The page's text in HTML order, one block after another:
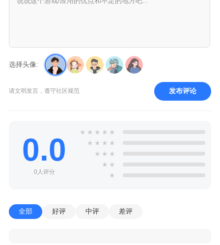
选择头像:
请文明发言，遵守社区规范 发布评论
0.0
0人评分
★ ★ ★ ★ ★
★ ★ ★ ★
★ ★ ★
★ ★
★
全部 好评 中评 差评